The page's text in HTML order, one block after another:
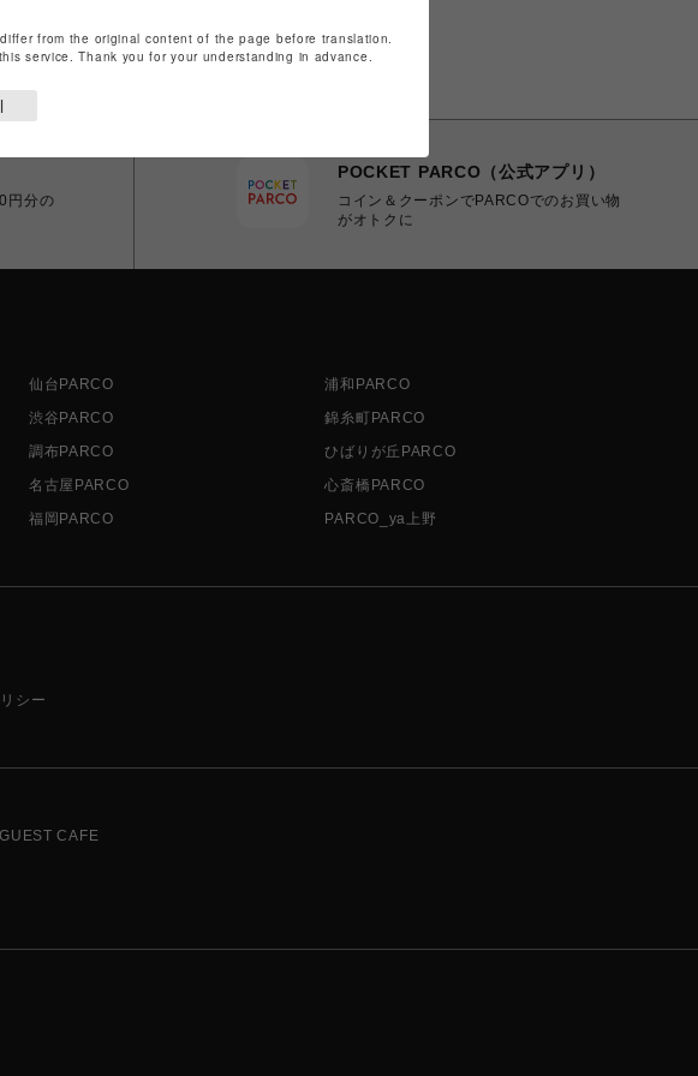
円分の
POCKET PARCO（公式アプリ）
コイン＆クーポンでPARCOでのお買い物
がオトクに
仙台PARCO
浦和PARCO
渋谷PARCO
錦糸町PARCO
調布PARCO
ひばりが丘PARCO
名古屋PARCO
心斎橋PARCO
福岡PARCO PARCO_ya上野
シー
CAFE
from the original content of the page before translation.
service. Thank you for your understanding in advance.